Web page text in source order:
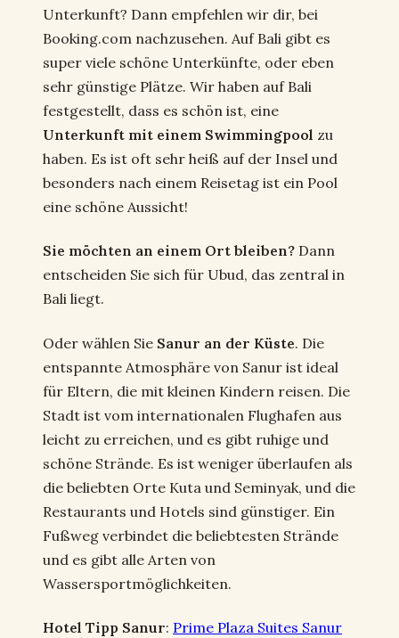
Unterkunft? Dann empfehlen wir dir, bei
Booking.com nachzusehen. Auf Bali gibt es
super viele schöne Unterkünfte, oder eben
sehr günstige Plätze. Wir haben auf Bali
festgestellt, dass es schön ist, eine
Unterkunft mit einem Swimmingpool zu
haben. Es ist oft sehr heiß auf der Insel und
besonders nach einem Reisetag ist ein Pool
eine schöne Aussicht!
Sie möchten an einem Ort bleiben? Dann
entscheiden Sie sich für Ubud, das zentral in
Bali liegt.
Oder wählen Sie Sanur an der Küste. Die
entspannte Atmosphäre von Sanur ist ideal
für Eltern, die mit kleinen Kindern reisen. Die
Stadt ist vom internationalen Flughafen aus
leicht zu erreichen, und es gibt ruhige und
schöne Strände. Es ist weniger überlaufen als
die beliebten Orte Kuta und Seminyak, und die
Restaurants und Hotels sind günstiger. Ein
Fußweg verbindet die beliebtesten Strände
und es gibt alle Arten von
Wassersportmöglichkeiten.
Hotel Tipp Sanur: Prime Plaza Suites Sanur